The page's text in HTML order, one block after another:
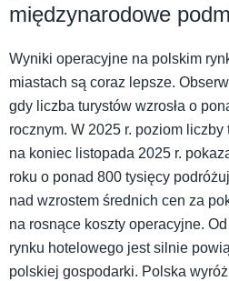
międzynarodowe
Wyniki operacyjne na polskim
miastach są coraz lepsze.
gdy liczba turystów wzrosła o
rocznym. W 2025 r. poziom liczby
na koniec listopada 2025 r.
roku o ponad 800 tysięcy
nad wzrostem średnich cen za
na rosnące koszty operacyjne.
rynku hotelowego jest silnie
polskiej gospodarki. Polska